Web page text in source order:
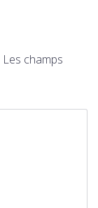
Les champs